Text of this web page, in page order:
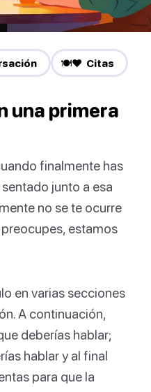
🍽️❤️ Citas
una primera
finalmente has
junto a esa
no se te ocurre
estamos
en varias secciones
A continuación,
deberías hablar;
hablar y al final
para que la